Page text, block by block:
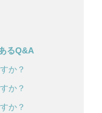
るQ&A
か？
か？
か？